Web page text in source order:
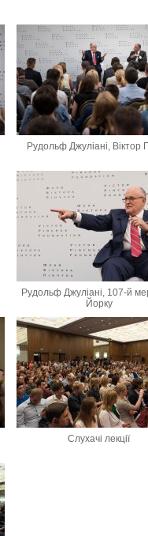
Рудольф Джуліані, Віктор
Рудольф Джуліані, 107-й
Йорку
Слухачі лекції